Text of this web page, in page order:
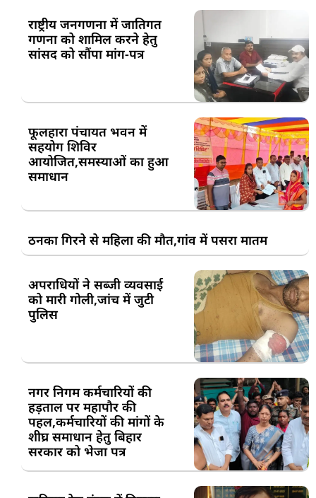
राष्ट्रीय जनगणना में जातिगत
गणना को शामिल करने हेतु
सांसद को सौंपा मांग-पत्र
फूलहारा पंचायत भवन में
सहयोग शिविर
आयोजित,समस्याओं का हुआ
समाधान
ठनका गिरने से महिला की मौत,गांव में पसरा मातम
अपराधियों ने सब्जी व्यवसाई
को मारी गोली,जांच में जुटी
पुलिस
नगर निगम कर्मचारियों की
हड़ताल पर महापौर की
पहल,कर्मचारियों की मांगों के
शीघ्र समाधान हेतु बिहार
सरकार को भेजा पत्र